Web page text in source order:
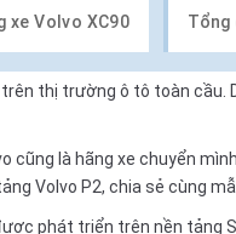
xe Volvo XC90 Tổng
thị trường ô tô toàn
cũng là hãng xe chuyển
Volvo P2, chia sẻ cùng
phát triển trên nền